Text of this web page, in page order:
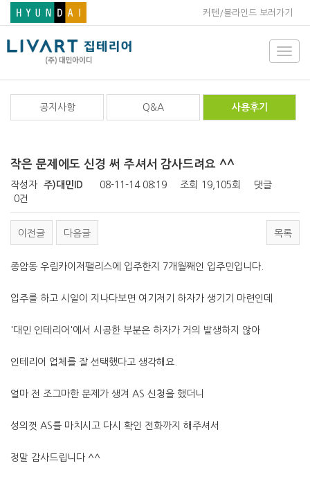
커텐/블라인드 보러가기
공지사항 Q&A 사용후기
작은 문제에도 신경 써 주셔서 감사드려요 ^^
작성자 주)대민ID 08-11-14 08:19 조회 19,105회
댓글
0건
이전글 다음글 목록
종암동 우림카이저팰리스에 입주한지 7개월째인 입주민입니다.
입주를 하고 시일이 지나다보면 여기저기 하자가 생기기 마련인데
'대민 인테리어'에서 시공한 부분은 하자가 거의 발생하지 않아
인테리어 업체를 잘 선택했다고 생각해요.
얼마 전 조그마한 문제가 생겨 AS 신청을 했더니
성의껏 AS를 마치시고 다시 확인 전화까지 해주셔서
정말 감사드립니다 ^^